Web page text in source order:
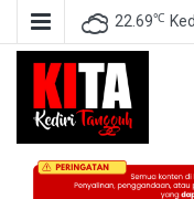
22.69℃
Kediri
Berita Akurat Terpercaya